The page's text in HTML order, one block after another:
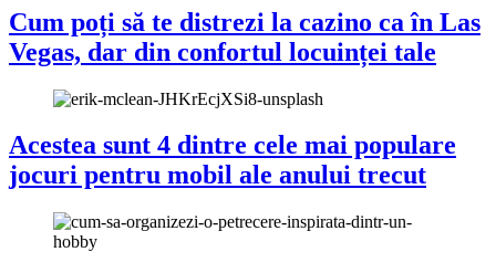
Cum poți să te distrezi la cazino ca în Las
Vegas, dar din confortul locuinței tale
Acestea sunt 4 dintre cele mai populare
jocuri pentru mobil ale anului trecut